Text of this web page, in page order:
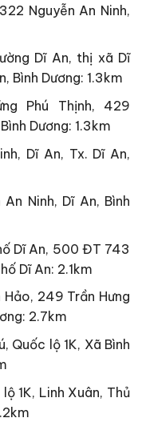
Nguyễn An Ninh,
Dĩ An, thị xã Dĩ
Bình Dương: 1.3km
Phú Thịnh, 429
Dương: 1.3km
Dĩ An, Tx. Dĩ An,
Ninh, Dĩ An, Bình
Dĩ An, 500 ĐT 743
Dĩ An: 2.1km
249 Trần Hưng
2.7km
Quốc lộ 1K, Xã Bình
1K, Linh Xuân, Thủ